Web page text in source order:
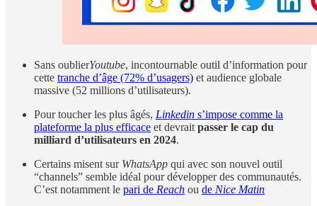
Sans oublierYoutube, incontournable outil d’information pour
cette tranche d’âge (72% d’usagers) et audience globale
massive (52 millions d’utilisateurs).
Pour toucher les plus âgés, Linkedin s’impose comme la
plateforme la plus efficace et devrait passer le cap du
milliard d’utilisateurs en 2024.
Certains misent sur WhatsApp qui avec son nouvel outil
“channels” semble idéal pour développer des communautés.
C’est notamment le pari de Reach ou de Nice Matin